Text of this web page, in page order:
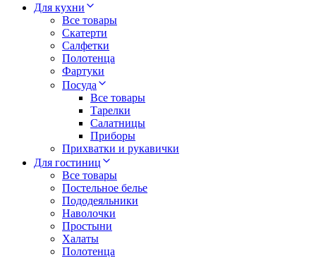
Для кухни
Все товары
Скатерти
Салфетки
Полотенца
Фартуки
Посуда
Все товары
Тарелки
Салатницы
Приборы
Прихватки и рукавички
Для гостиниц
Все товары
Постельное белье
Пододеяльники
Наволочки
Простыни
Халаты
Полотенца